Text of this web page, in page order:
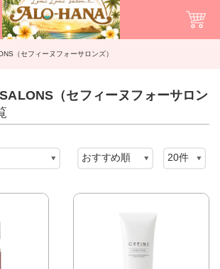
（セフィーヌフォーサロンズ）
（セフィーヌフォーサロン